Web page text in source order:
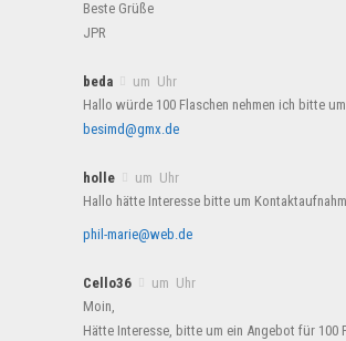
Beste Grüße
JPR
beda
um Uhr
Hallo würde 100 Flaschen nehmen ich bitte
besimd@gmx.de
holle
um Uhr
Hallo hätte Interesse bitte um
phil-marie@web.de
Cello36
um Uhr
Moin,
Hätte Interesse, bitte um ein Angebot für 100